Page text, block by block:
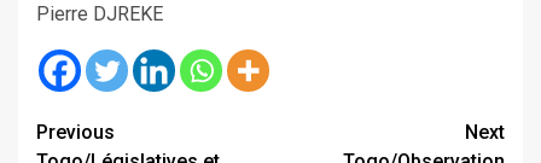
Pierre DJREKE
Continue
Previous
Next